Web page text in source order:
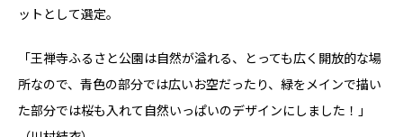
ットとして選定。
「王禅寺ふるさと公園は自然が溢れる、とっても広く開放的な場
所なので、青色の部分では広いお空だったり、緑をメインで描い
た部分では桜も入れて自然いっぱいのデザインにしました！」